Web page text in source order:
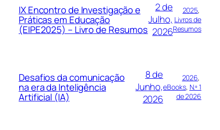
IX Encontro de Investigação e
Práticas em Educação
(EIPE2025) – Livro de Resumos
2 de
Julho,
2026
2025
Livros de
Resumos
Desafios da comunicação
na era da Inteligência
Artificial (IA)
8 de
Junho,
2026
2026
eBooks, N.º 1
de 2026